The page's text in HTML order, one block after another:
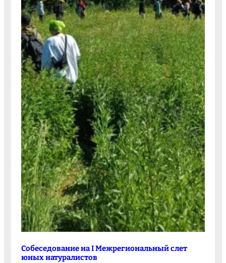
Собеседование на I Межрегиональный слет
юных натуралистов